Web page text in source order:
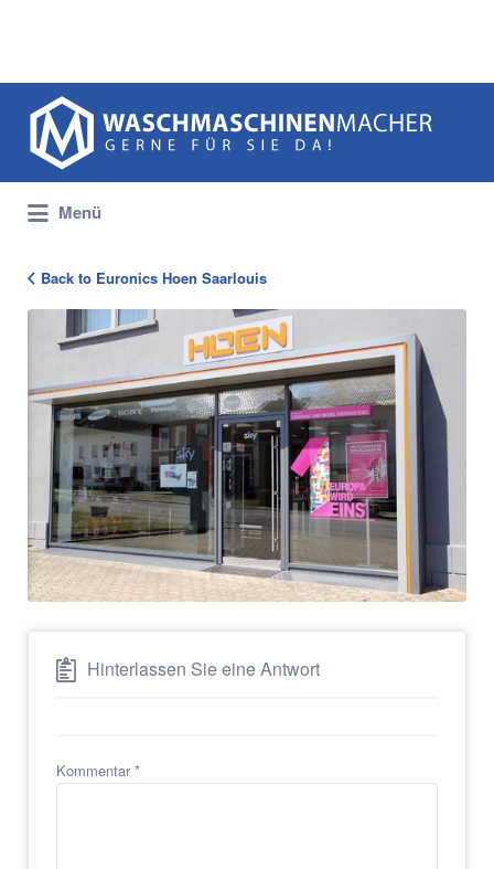
Suchen
nach:
Menü
1561_Hoen_Ladenansicht
Back to Euronics Hoen Saarlouis
Hinterlassen Sie eine Antwort
Kommentar*